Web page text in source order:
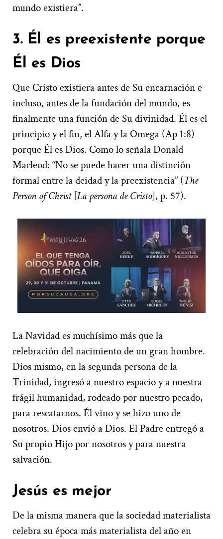
mundo existiera”.
3. Él es preexistente porque
Él es Dios
Que Cristo existiera antes de Su encarnación e
incluso, antes de la fundación del mundo, es
finalmente una función de Su divinidad. Él es el
principio y el fin, el Alfa y la Omega (Ap 1:8)
porque Él es Dios. Como lo señala Donald
Macleod: “No se puede hacer una distinción
formal entre la deidad y la preexistencia” (The
Person of Christ[La persona de Cristo], p. 57).
La Navidad es muchísimo más que la
celebración del nacimiento de un gran hombre.
Dios mismo, en la segunda persona de la
Trinidad, ingresó a nuestro espacio y a nuestra
frágil humanidad, rodeado por nuestro pecado,
para rescatarnos. Él vino y se hizo uno de
nosotros. Dios envió a Dios. El Padre entregó a
Su propio Hijo por nosotros y para nuestra
salvación.
Jesús es mejor
De la misma manera que la sociedad materialista
celebra su época más materialista del año en